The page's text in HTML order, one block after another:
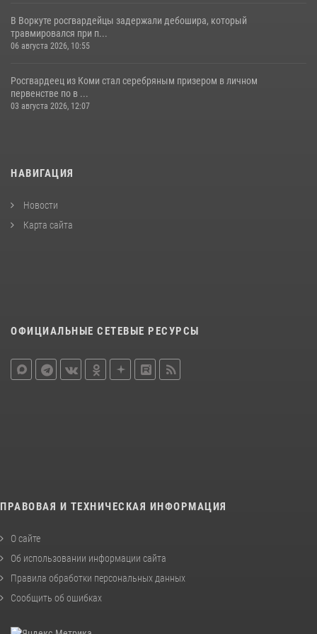
В Воркуте росгвардейцы задержали дебошира, который
травмировался при п...
06 августа 2026, 10:55
Росгвардеец из Коми стал серебряным призером в личном
первенстве по в ...
03 августа 2026, 12:07
НАВИГАЦИЯ
Новости
Карта сайта
ОФИЦИАЛЬНЫЕ СЕТЕВЫЕ РЕСУРСЫ
ПРАВОВАЯ И ТЕХНИЧЕСКАЯ ИНФОРМАЦИЯ
О сайте
Об использовании информации сайта
Правила обработки персональных данных
Сообщить об ошибках